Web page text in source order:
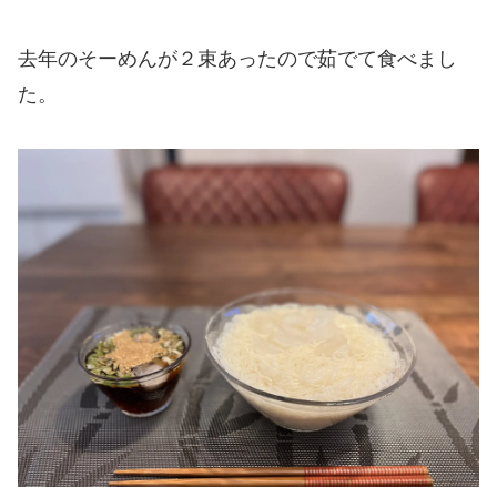
去年のそーめんが２束あったので茹でて食べまし
た。